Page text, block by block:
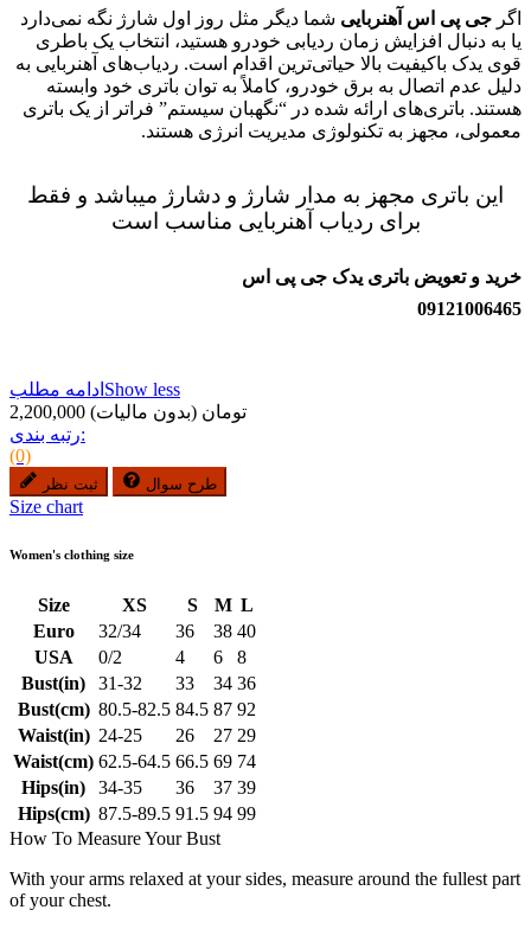
اگر جی پی اس آهنربایی شما دیگر مثل روز اول شارژ نگه نمی‌دارد
یا به دنبال افزایش زمان ردیابی خودرو هستید، انتخاب یک باطری
قوی یدک باکیفیت بالا حیاتی‌ترین اقدام است. ردیاب‌های آهنربایی به
دلیل عدم اتصال به برق خودرو، کاملاً به توان باتری خود وابسته
هستند. باتری‌های ارائه شده در “نگهبان سیستم” فراتر از یک باتری
معمولی، مجهز به تکنولوژی مدیریت انرژی هستند.
این باتری مجهز به مدار شارژ و دشارژ میباشد و فقط
برای ردیاب آهنربایی مناسب است
خرید و تعویض باتری یدک جی پی اس
09121006465
ادامه مطلب Show less
2,200,000 تومان (بدون مالیات)
رتبه بندی:
(0)
ثبت نظر طرح سوال
Size chart
Women's clothing size
Size XS S M L
Euro
32/34 36 38 40
USA
0/2 4 6
8
Bust(in)
31-32 33 34 36
Bust(cm) 80.5-82.5 84.5 87 92
Waist(in) 24-25 26 27 29
Waist(cm) 62.5-64.5 66.5 69 74
Hips(in)
34-35 36 37 39
Hips(cm) 87.5-89.5 91.5 94 99
How To Measure Your Bust
With your arms relaxed at your sides, measure around the fullest part
of your chest.